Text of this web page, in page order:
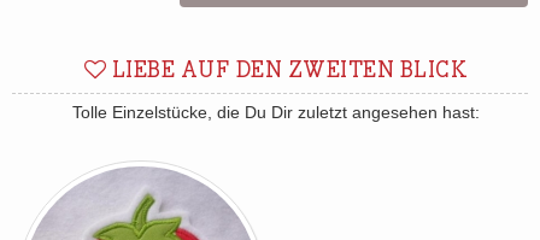
LIEBE AUF DEN ZWEITEN BLICK
Tolle Einzelstücke, die Du Dir zuletzt angesehen hast: